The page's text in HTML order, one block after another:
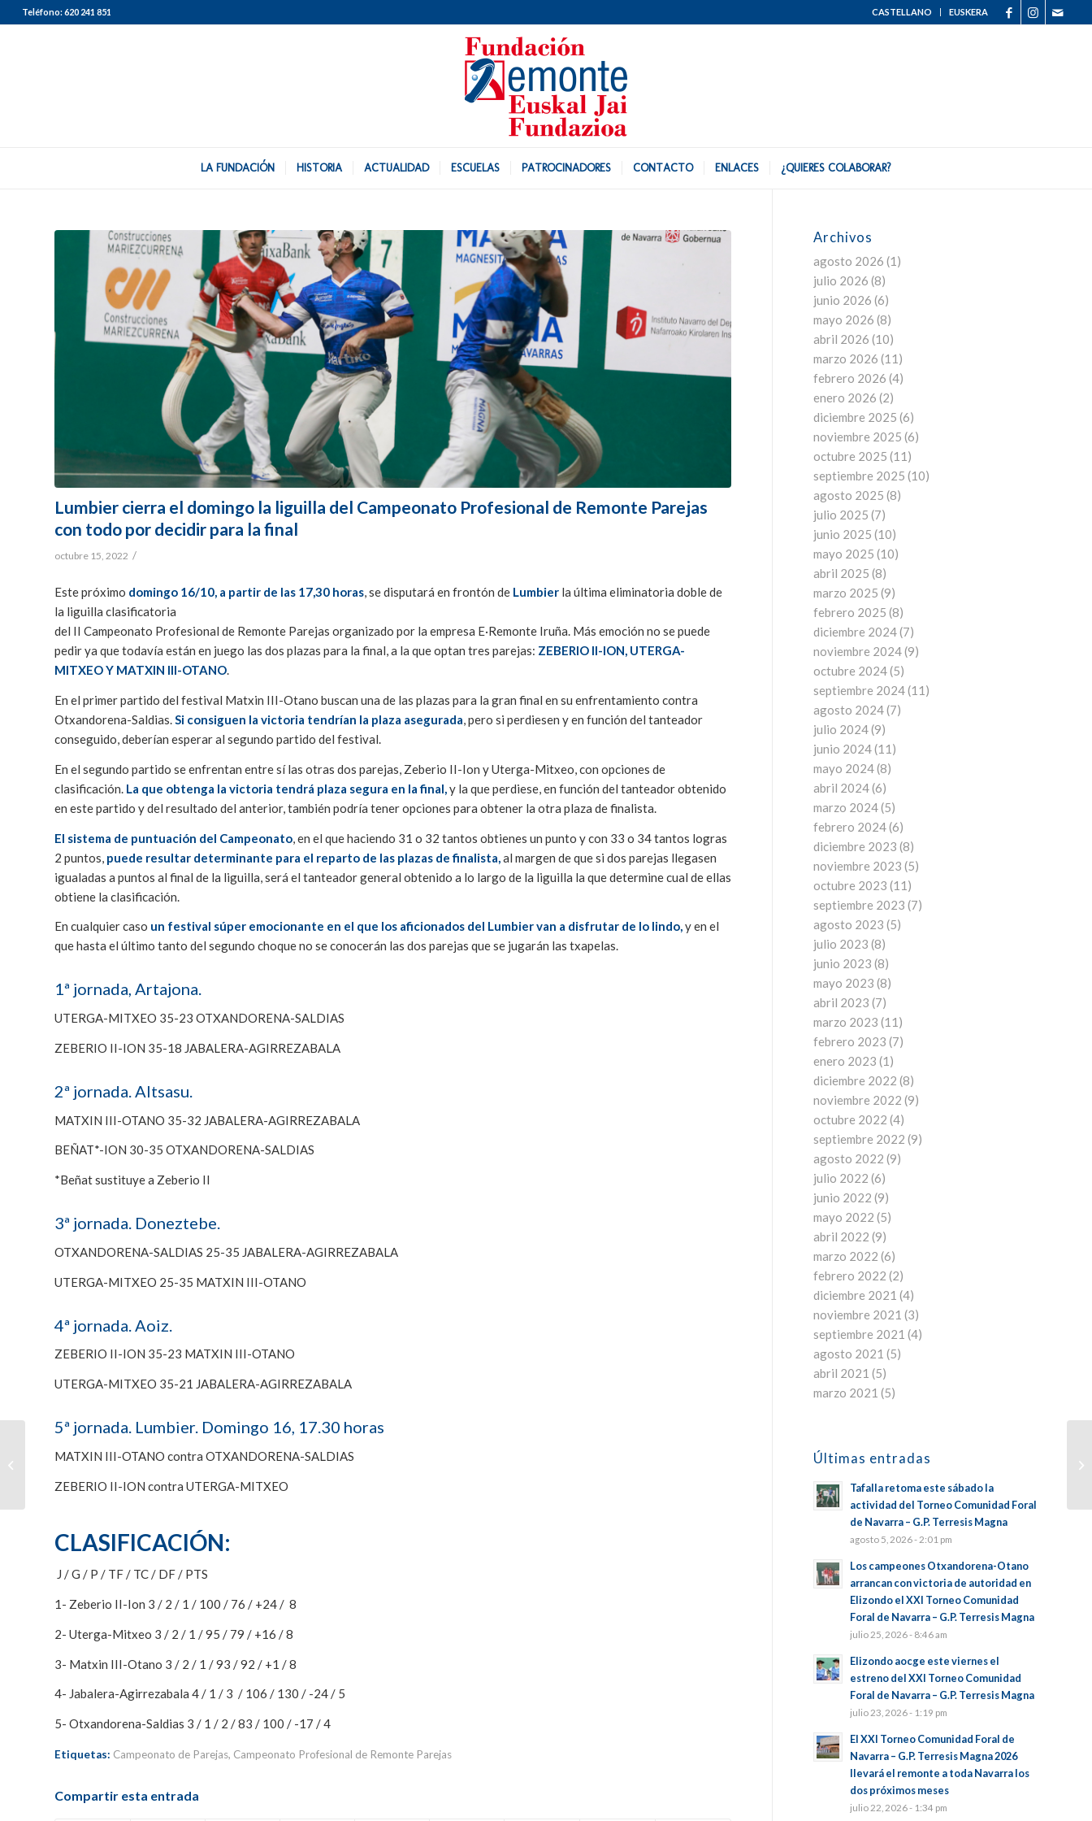
CASTELLANO EUSKERA
Teléfono:620 241 851
LA FUNDACIÓN HISTORIA ACTUALIDAD ESCUELAS PATROCINADORES CONTACTO ENLACES ¿QUIERES COLABORAR?
Lumbier cierra el domingo la liguilla del Campeonato Profesional de Remonte Parejas
con todo por decidir para la final
octubre 15, 2022 /
Este próximo domingo 16/10, a partir de las 17,30 horas, se disputará en frontón de Lumbier la última eliminatoria doble de
la liguilla clasificatoria
del II Campeonato Profesional de Remonte Parejas organizado por la empresa E·Remonte Iruña. Más emoción no se puede
pedir ya que todavía están en juego las dos plazas para la final, a la que optan tres parejas: ZEBERIO II-ION, UTERGA-
MITXEO Y MATXIN III-OTANO.
En el primer partido del festival Matxin III-Otano buscan una de las plazas para la gran final en su enfrentamiento contra
Otxandorena-Saldias.Si consiguen la victoria tendrían la plaza asegurada, pero si perdiesen y en función del tanteador
conseguido, deberían esperar al segundo partido del festival.
En el segundo partido se enfrentan entre sí las otras dos parejas, Zeberio II-Ion y Uterga-Mitxeo, con opciones de
clasificación. La que obtenga la victoria tendrá plaza segura en la final,y la que perdiese, en función del tanteador obtenido
en este partido y del resultado del anterior, también podría tener opciones para obtener la otra plaza de finalista.
El sistema de puntuación del Campeonato , en el que haciendo 31 o 32 tantos obtienes un punto y con 33 o 34 tantos logras
2 puntos, puede resultar determinante para el reparto de las plazas de finalista, al margen de que si dos parejas llegasen
igualadas a puntos al final de la liguilla, será el tanteador general obtenido a lo largo de la liguilla la que determine cual de ellas
obtiene la clasificación.
En cualquier caso un festival súper emocionante en el que los aficionados del Lumbier van a disfrutar de lo lindo,y en el
que hasta el último tanto del segundo choque no se conocerán las dos parejas que se jugarán las txapelas.
1ª jornada, Artajona.
UTERGA-MITXEO 35-23 OTXANDORENA-SALDIAS
ZEBERIO II-ION 35-18 JABALERA-AGIRREZABALA
2ª jornada. Altsasu.
MATXIN III-OTANO 35-32 JABALERA-AGIRREZABALA
BEÑAT*-ION 30-35 OTXANDORENA-SALDIAS
*Beñat sustituye a Zeberio II
3ª jornada. Doneztebe.
OTXANDORENA-SALDIAS 25-35 JABALERA-AGIRREZABALA
UTERGA-MITXEO 25-35 MATXIN III-OTANO
4ª jornada. Aoiz.
ZEBERIO II-ION 35-23 MATXIN III-OTANO
UTERGA-MITXEO 35-21 JABALERA-AGIRREZABALA
5ª jornada. Lumbier. Domingo 16, 17.30 horas
MATXIN III-OTANO contra OTXANDORENA-SALDIAS
ZEBERIO II-ION contra UTERGA-MITXEO
CLASIFICACIÓN:
J / G / P / TF / TC / DF / PTS
1- Zeberio II-Ion 3 / 2 / 1 / 100 / 76 / +24 / 8
2- Uterga-Mitxeo 3 / 2 / 1 / 95 / 79 / +16 / 8
3- Matxin III-Otano 3 / 2 / 1 / 93 / 92 / +1 / 8
4- Jabalera-Agirrezabala 4 / 1 / 3 / 106 / 130 / -24 / 5
5- Otxandorena-Saldias 3 / 1 / 2 / 83 / 100 / -17 / 4
Etiquetas: Campeonato de Parejas, Campeonato Profesional de Remonte Parejas
Compartir esta entrada
Archivos
agosto 2026 (1)
julio 2026 (8)
junio 2026 (6)
mayo 2026 (8)
abril 2026 (10)
marzo 2026 (11)
febrero 2026 (4)
enero 2026 (2)
diciembre 2025 (6)
noviembre 2025 (6)
octubre 2025 (11)
septiembre 2025 (10)
agosto 2025 (8)
julio 2025 (7)
junio 2025 (10)
mayo 2025 (10)
abril 2025 (8)
marzo 2025 (9)
febrero 2025 (8)
diciembre 2024(7)
noviembre 2024(9)
octubre 2024(5)
septiembre 2024(11)
agosto 2024(7)
julio 2024(9)
junio 2024(11)
mayo 2024(8)
abril 2024(6)
marzo 2024(5)
febrero 2024(6)
diciembre 2023 (8)
noviembre 2023 (5)
octubre 2023 (11)
septiembre 2023 (7)
agosto 2023 (5)
julio 2023 (8)
junio 2023 (8)
mayo 2023 (8)
abril 2023 (7)
marzo 2023 (11)
febrero 2023 (7)
enero 2023 (1)
diciembre 2022 (8)
noviembre 2022 (9)
octubre 2022 (4)
septiembre 2022 (9)
agosto 2022 (9)
julio 2022 (6)
junio 2022 (9)
mayo 2022 (5)
abril 2022 (9)
marzo 2022 (6)
febrero 2022 (2)
diciembre 2021 (4)
noviembre 2021 (3)
septiembre 2021 (4)
agosto 2021 (5)
abril 2021 (5)
marzo 2021 (5)
Últimas entradas
Tafalla retoma este sábado la
actividad del Torneo Comunidad Foral
de Navarra – G.P. Terresis Magna
agosto 5, 2026 - 2:01 pm
Los campeones Otxandorena-Otano
arrancan con victoria de autoridad en
Elizondo el XXI Torneo Comunidad
Foral de Navarra – G.P. Terresis Magna
julio 25, 2026 - 8:46 am
Elizondo aocge este viernes el
estreno del XXI Torneo Comunidad
Foral de Navarra – G.P. Terresis Magna
julio 23, 2026 - 1:19 pm
El XXI Torneo Comunidad Foral de
Navarra – G.P. Terresis Magna 2026
llevará el remonte a toda Navarra los
dos próximos meses
julio 22, 2026 - 1:34 pm
Las victorias de Zeberio
II-Ion y Uterga-Mitxeo
abierto para...